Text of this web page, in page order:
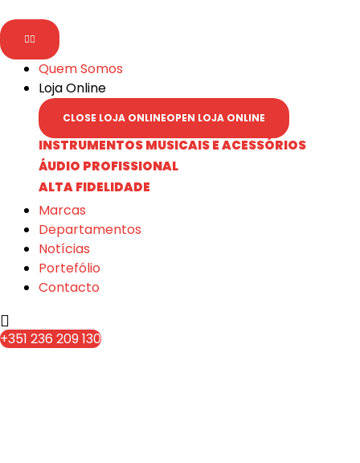
Quem Somos
Loja Online
CLOSE LOJA ONLINEOPEN LOJA ONLINE
INSTRUMENTOS MUSICAIS E ACESSÓRIOS
ÁUDIO PROFISSIONAL
ALTA FIDELIDADE
Marcas
Departamentos
Notícias
Portefólio
Contacto
+351 236 209 130